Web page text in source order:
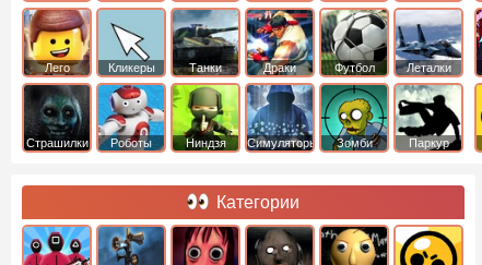
Страйк
Лего Кликеры Танки Драки Футбол Леталки
Страшилки Роботы Ниндзя Симуляторы Зомби Паркур
Категории